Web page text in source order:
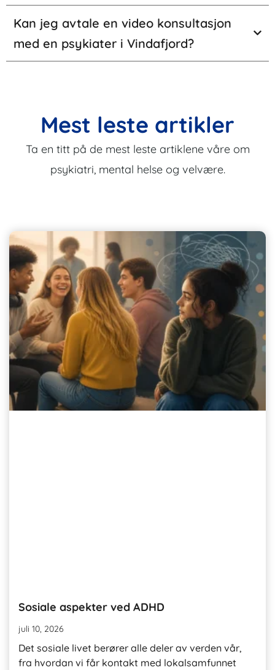
Kan jeg avtale en video konsultasjon
med en psykiater i Vindafjord?
Mest leste artikler
Ta en titt på de mest leste artiklene våre om
psykiatri, mental helse og velvære.
Sosiale aspekter ved ADHD
juli 10, 2026
Det sosiale livet berører alle deler av verden vår,
fra hvordan vi får kontakt med lokalsamfunnet